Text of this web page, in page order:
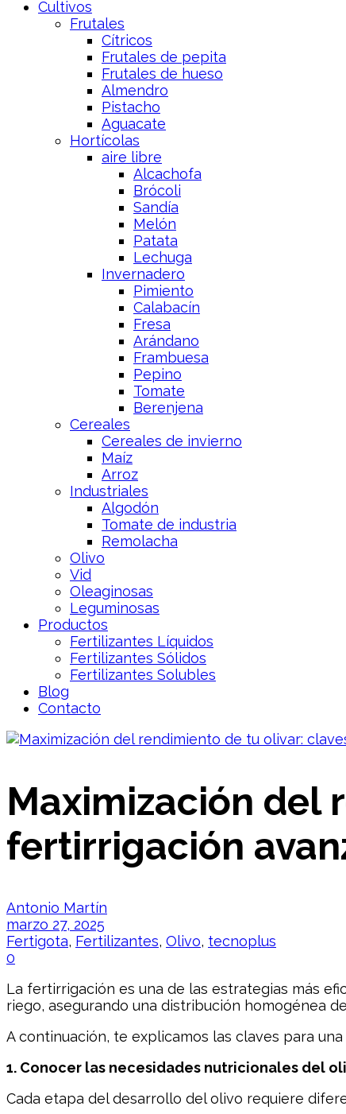
Cultivos
Frutales
Cítricos
Frutales de pepita
Frutales de hueso
Almendro
Pistacho
Aguacate
Hortícolas
aire libre
Alcachofa
Brócoli
Sandía
Melón
Patata
Lechuga
Invernadero
Pimiento
Calabacín
Fresa
Arándano
Frambuesa
Pepino
Tomate
Berenjena
Cereales
Cereales de invierno
Maíz
Arroz
Industriales
Algodón
Tomate de industria
Remolacha
Olivo
Vid
Oleaginosas
Leguminosas
Productos
Fertilizantes Líquidos
Fertilizantes Sólidos
Fertilizantes Solubles
Blog
Contacto
Maximización del
fertirrigación
Antonio Martín
marzo 27, 2025
Fertigota, Fertilizantes, Olivo, tecnoplus
0
La fertirrigación es una de las estrategias más
riego, asegurando una distribución homogénea
A continuación, te explicamos las claves para
1. Conocer las necesidades nutricionales del
Cada etapa del desarrollo del olivo requiere